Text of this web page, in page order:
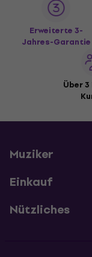
Erweiterte 3-
Jahres-Garantie
Über
Muziker
Einkauf
Nützliches